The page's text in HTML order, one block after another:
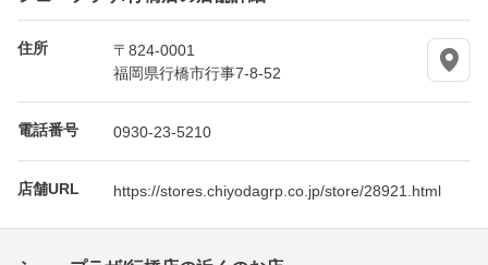
住所
〒824-0001
福岡県行橋市行事7-8-52
電話番号 0930-23-5210
店舗URL https://stores.chiyodagrp.co.jp/store/28921.html